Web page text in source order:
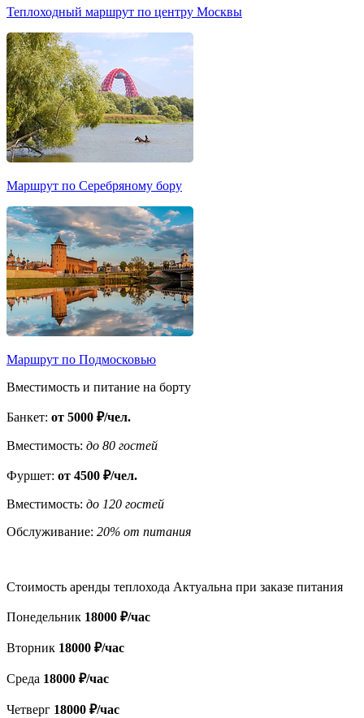
Теплоходный маршрут по центру Москвы
Маршрут по Серебряному бору
Маршрут по Подмосковью
Вместимость и питание на борту
Банкет: от 5000 ₽/чел.
Вместимость: до 80 гостей
Фуршет: от 4500 ₽/чел.
Вместимость: до 120 гостей
Обслуживание: 20% от питания
Стоимость аренды теплохода Актуальна при заказе питания
Понедельник 18000 ₽/час
Вторник 18000 ₽/час
Среда 18000 ₽/час
Четверг 18000 ₽/час